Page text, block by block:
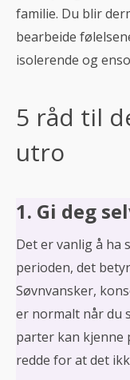
familie. Du blir
bearbeide
isolerende og
5 råd til
utro
1. Gi deg
Det er vanlig å ha
perioden, det
Søvnvansker,
er normalt når du
parter kan kjenne
redde for at det